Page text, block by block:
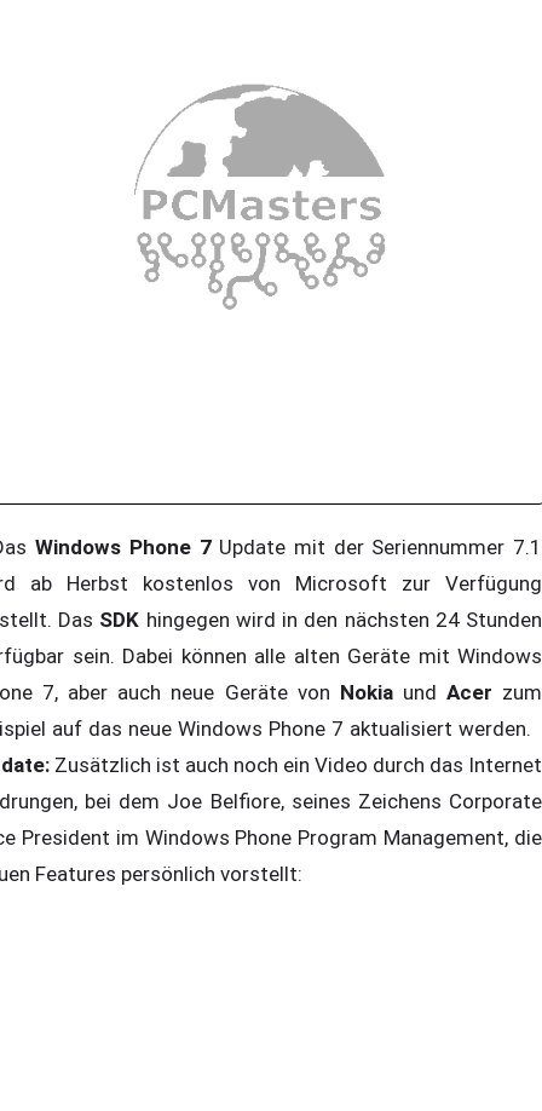
Windows Phone 7Update mit der Seriennummer 7.1
ab Herbst kostenlos von Microsoft zur Verfügung
Das SDK hingegen wird in den nächsten 24 Stunden
sein. Dabei können alle alten Geräte mit Windows
7, aber auch neue Geräte von Nokia und Acer zum
auf das neue Windows Phone 7 aktualisiert werden.
Zusätzlich ist auch noch ein Video durch das Internet
bei dem Joe Belfiore, seines Zeichens Corporate
President im Windows Phone Program Management, die
Features persönlich vorstellt: